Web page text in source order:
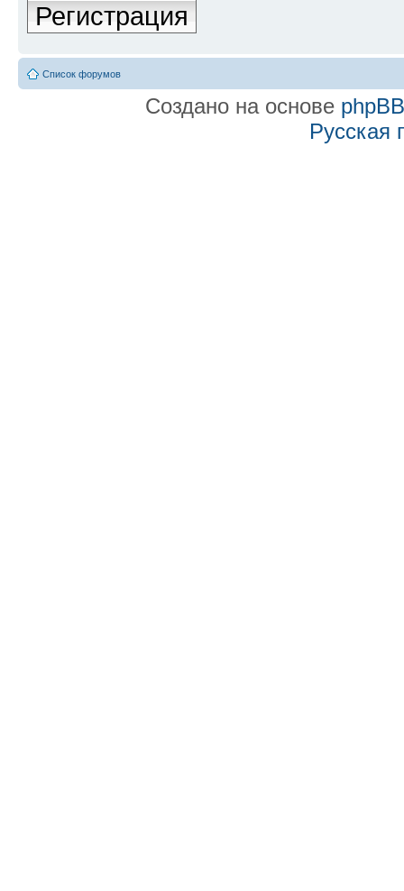
Регистрация
Список форумов
Создано на основе phpBB
Русская